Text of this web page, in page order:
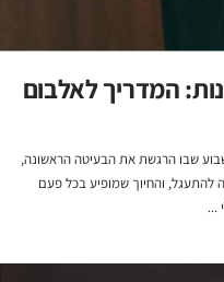
המדריך לאלבום
שבו הרגשת את הבעיטה הראשונה,
והחיוך שמופיע בכל פעם
...